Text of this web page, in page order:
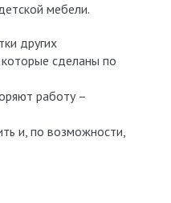
мебели.
других
сделаны по
работу –
и, по возможности,